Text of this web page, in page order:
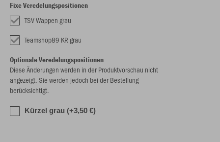
Fixe Veredelungspositionen
TSV Wappen grau
Teamshop89 KR grau
Optionale Veredelungspositionen
Diese Änderungen werden in der Produktvorschau nicht
angezeigt. Sie werden jedoch bei der Bestellung
berücksichtigt.
Kürzel grau (+3,50 €)